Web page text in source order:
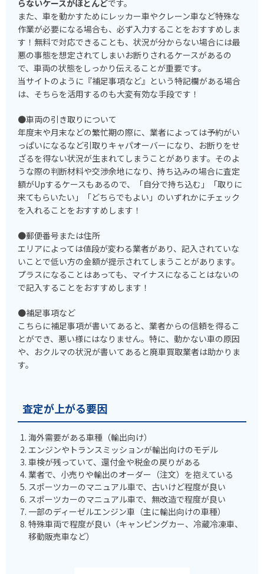
らないケースがほとんどです。
また、車を動かすためにレッカー車やクレーン車など特殊な
作業が必要になる場合も、必ず入力することをおすすめしま
す！無料で対応できることも、状況が分からない場合には最
悪の事態を想定されてしまいお断りされるケースがあるの
で、車両の状態をしっかり伝えることが重要です。
当サイトのように『補足事項など』という特記欄がある場合
は、そちらを活用するのも大変有効な手段です！
●車両の引き取りについて
年度末や月末などの繁忙期の際に、業者によっては予約がい
っぱいになるなど引取りキャパオーバーになり、お断りをせ
ざるを得ない状況が生まれてしまうことがあります。そのよ
うな際の判断材料や交渉余地になり、持ち込みの場合に査定
額がUpするケースもあるので、「自分で持ち込む」「取りに
来てもらいたい」「どちらでもよい」のいずれかにチェック
を入れることをおすすめします！
●郵便番号または住所
エリアによっては値段が変わる業者があり、記入されていな
いことで低い方の金額が提示されてしまうことがあります。
プラスになることはあっても、マイナスになることはないの
で記入することをおすすめします！
●補足事項など
こちらに補足事項が書いてあると、業者からの信頼を得るこ
とができ、悪い様にはなりません。特に、動かない車の原因
や、おクルマの状況が書いてあると廃車買取業者は助かりま
す。
査定が上がる要因
海外需要がある車種（輸出向け）
エンジンやトランスミッションが輸出向けのモデル
車検が残っていて、還付金や税金の戻りがある
業者で、小売りや輸出のオーダー（注文）を抱えている
スポーツカーのマニュアル車で、古いけど程度が良い
スポーツカーのマニュアル車で、無改造で程度が良い
一部のディーゼルエンジン車（主に輸出向けの車種）
特殊車両で程度が良い（キャンピングカー、冷蔵冷凍車、
移動販売車など）